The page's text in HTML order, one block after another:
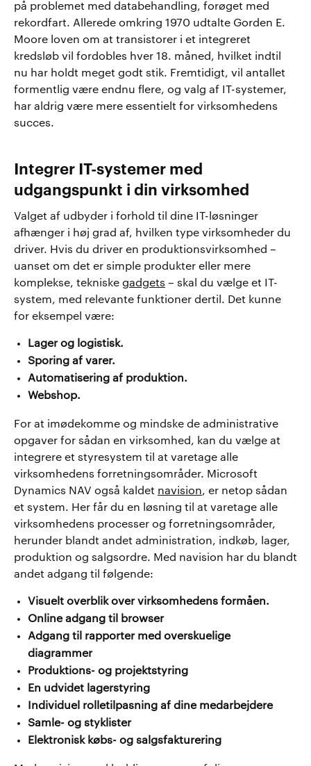
på problemet med databehandling, forøget med
rekordfart. Allerede omkring 1970 udtalte Gorden E.
Moore loven om at transistorer i et integreret
kredsløb vil fordobles hver 18. måned, hvilket indtil
nu har holdt meget godt stik. Fremtidigt, vil antallet
formentlig være endnu flere, og valg af IT-systemer,
har aldrig være mere essentielt for virksomhedens
succes.
Integrer IT-systemer med
udgangspunkt i din virksomhed
Valget af udbyder i forhold til dine IT-løsninger
afhænger i høj grad af, hvilken type virksomheder du
driver. Hvis du driver en produktionsvirksomhed –
uanset om det er simple produkter eller mere
komplekse, tekniske gadgets – skal du vælge et IT-
system, med relevante funktioner dertil. Det kunne
for eksempel være:
Lager og logistisk.
Sporing af varer.
Automatisering af produktion.
Webshop.
For at imødekomme og mindske de administrative
opgaver for sådan en virksomhed, kan du vælge at
integrere et styresystem til at varetage alle
virksomhedens forretningsområder. Microsoft
Dynamics NAV også kaldet navision, er netop sådan
et system. Her får du en løsning til at varetage alle
virksomhedens processer og forretningsområder,
herunder blandt andet administration, indkøb, lager,
produktion og salgsordre. Med navision har du blandt
andet adgang til følgende:
Visuelt overblik over virksomhedens formåen.
Online adgang til browser
Adgang til rapporter med overskuelige
diagrammer
Produktions- og projektstyring
En udvidet lagerstyring
Individuel rolletilpasning af dine medarbejdere
Samle- og styklister
Elektronisk købs- og salgsfakturering